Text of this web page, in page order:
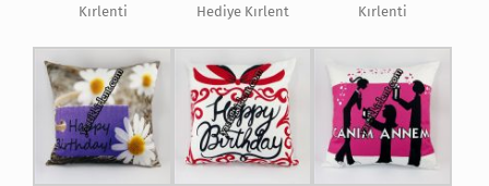
Kırlenti
Hediye Kırlent
Kırlenti